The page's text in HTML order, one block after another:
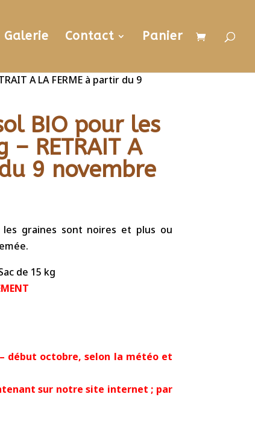
Galerie Contact Panier
A LA FERME à partir du 9
BIO pour les
RETRAIT A
9 novembre
graines sont noires et plus ou
de 15 kg
début octobre, selon la météo et
sur notre site internet ; par